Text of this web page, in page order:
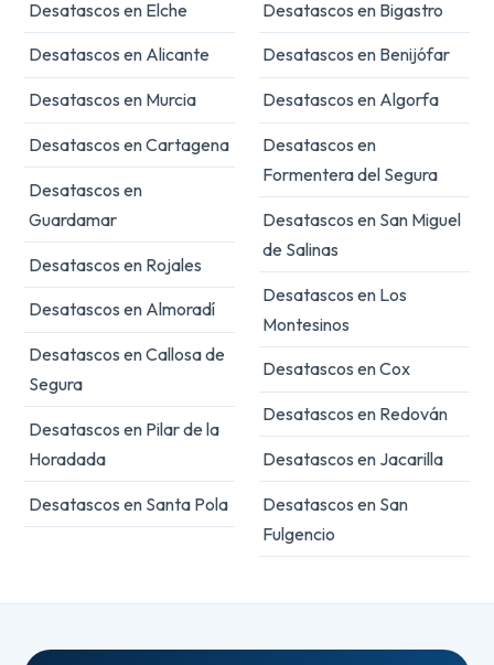
Desatascos en Elche
Desatascos en Alicante
Desatascos en Murcia
Desatascos en Cartagena
Desatascos en
Guardamar
Desatascos en Rojales
Desatascos en Almoradí
Desatascos en Callosa de
Segura
Desatascos en Pilar de la
Horadada
Desatascos en Santa Pola
Desatascos en Bigastro
Desatascos en Benijófar
Desatascos en Algorfa
Desatascos en
Formentera del Segura
Desatascos en San Miguel
de Salinas
Desatascos en Los
Montesinos
Desatascos en Cox
Desatascos en Redován
Desatascos en Jacarilla
Desatascos en San
Fulgencio